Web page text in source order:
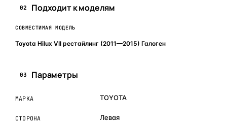
02 Подходит к моделям
СОВМЕСТИМАЯ МОДЕЛЬ
Toyota Hilux VII рестайлинг (2011—2015) Галоген
03 Параметры
МАРКА TOYOTA
СТОРОНА Левая